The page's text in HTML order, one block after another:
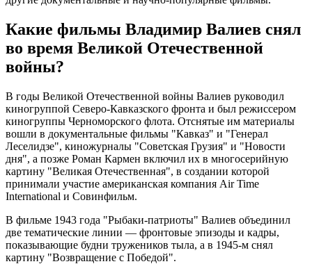
Какие фильмы Владимир Валиев снял
во время Великой Отечественной
войны?
В годы Великой Отечественной войны Валиев руководил
киногруппой Северо-Кавказского фронта и был режиссером
киногруппы Черноморского флота. Отснятые им материалы
вошли в документальные фильмы "Кавказ" и "Генерал
Леселидзе", киножурналы "Советская Грузия" и "Новости
дня", а позже Роман Кармен включил их в многосерийную
картину "Великая Отечественная", в создании которой
принимали участие американская компания Air Time
International и Совинфильм.
В фильме 1943 года "Рыбаки-патриоты" Валиев объединил
две тематические линии — фронтовые эпизоды и кадры,
показывающие будни тружеников тыла, а в 1945-м снял
картину "Возвращение с Победой".